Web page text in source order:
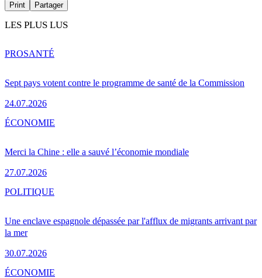
Print Partager
LES PLUS LUS
Sept pays votent contre le programme de santé de la Commission
24.07.2026
PROSANTÉ
Merci la Chine : elle a sauvé l’économie mondiale
27.07.2026
ÉCONOMIE
Une enclave espagnole dépassée par l'afflux de migrants arrivant par
la mer
30.07.2026
POLITIQUE
ÉCONOMIE